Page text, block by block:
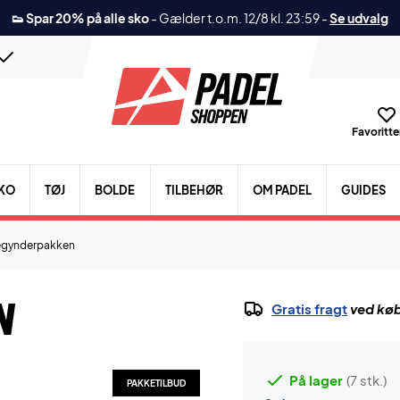
👟 Spar 20% på alle sko- Gælder t.o.m. 12/8 kl. 23:59-Se udvalg
TØJ BOLDE TILBEHØR OM PADEL GUIDES
PAKKETILBUD
Gratis fragtved
På lager (7 stk.)